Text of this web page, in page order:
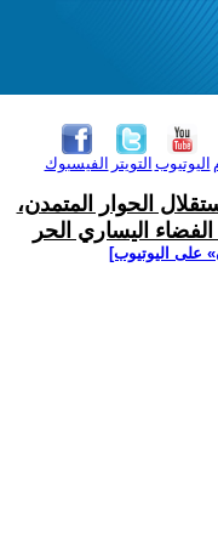
الفيسبوك التويتر اليوتيوب
الحوار المتمدن،
اليساري الحر
على اليوتيوب]